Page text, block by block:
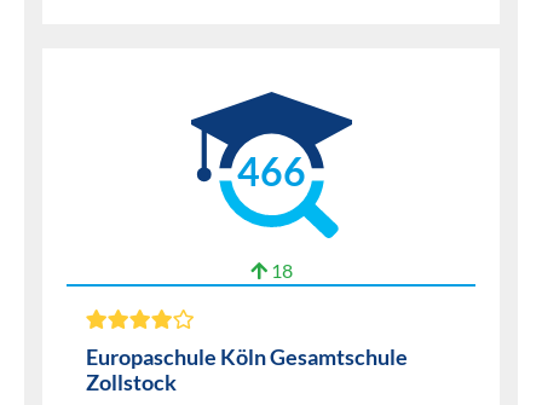
466
18
Europaschule Köln Gesamtschule
Zollstock